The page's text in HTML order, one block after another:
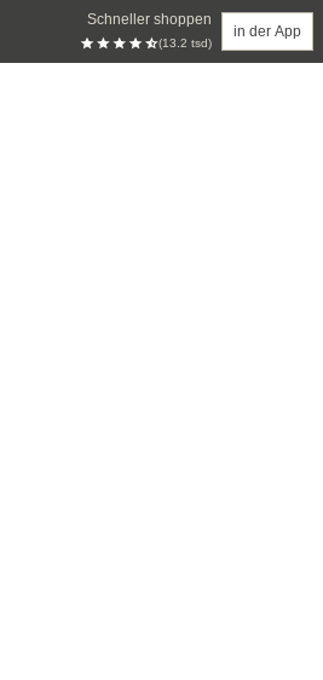
Schneller shoppen
(13.2 tsd)
in der App